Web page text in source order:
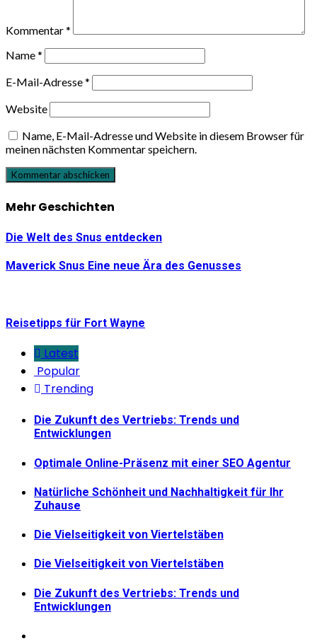
Kommentar*
Name*
E-Mail-Adresse*
Website
Name, E-Mail-Adresse und Website in diesem Browser für
meinen nächsten Kommentar speichern.
Mehr Geschichten
Die Welt des Snus entdecken
Maverick Snus Eine neue Ära des Genusses
Reisetipps für Fort Wayne
Latest
Popular
Trending
Die Zukunft des Vertriebs: Trends und
Entwicklungen
Optimale Online-Präsenz mit einer SEO Agentur
Natürliche Schönheit und Nachhaltigkeit für Ihr
Zuhause
Die Vielseitigkeit von Viertelstäben
Die Vielseitigkeit von Viertelstäben
Die Zukunft des Vertriebs: Trends und
Entwicklungen